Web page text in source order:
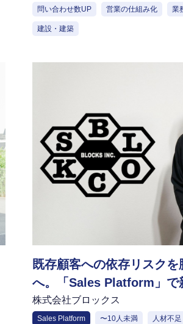
問い合わせ数UP 営業の仕組み化 業
建設・建築
既存顧客への依存リスク
へ。「Sales Platform」で
を創出
株式会社ブロックス
Sales Platform 〜10人未満 人材不足